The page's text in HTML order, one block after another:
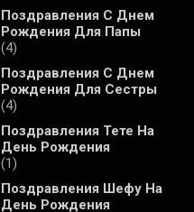
Поздравления С Днем
Рождения Для Папы
(4)
Поздравления С Днем
Рождения Для Сестры
(4)
Поздравления Тете На
День Рождения
(1)
Поздравления Шефу На
День Рождения